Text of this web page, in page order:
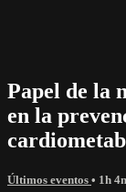
Papel de la
en la
Últimos eventos • 1h